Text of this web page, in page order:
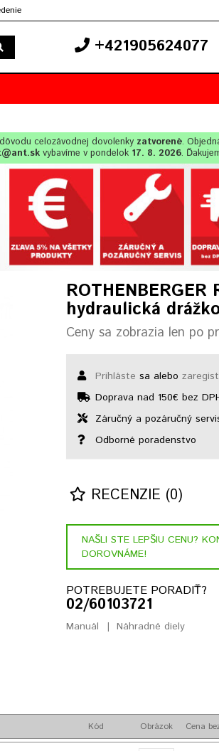
+421905624077
celozávodnej dovolenky zatvorené.
vybavíme v pondelok 17. 8. 2026.
hydraulická
Ceny sa zobrazia len po
Prihláste sa alebo
Doprava nad 150€ bez
Záručný a pozáručný
Odborné poradenstvo
RECENZIE (0)
NAŠLI STE LEPŠIU CENU?
DOROVNÁME!
POTREBUJETE PORADIŤ?
02/60103721
Manuál Náhradné diely
Kód Obrázok Cena